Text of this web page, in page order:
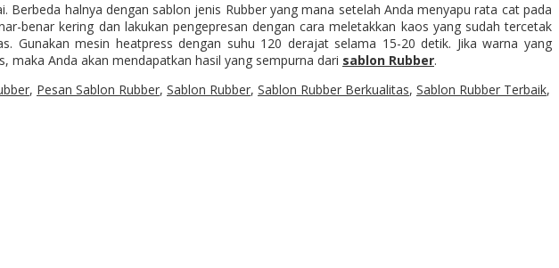
halnya dengan sablon jenis Rubber yang mana setelah Anda menyapu rata cat pada
benar kering dan lakukan pengepresan dengan cara meletakkan kaos yang sudah tercetak
Gunakan mesin heatpress dengan suhu 120 derajat selama 15-20 detik. Jika warna yang
maka Anda akan mendapatkan hasil yang sempurna dari sablon Rubber.
, Pesan Sablon Rubber, Sablon Rubber, Sablon Rubber Berkualitas, Sablon Rubber Terbaik,